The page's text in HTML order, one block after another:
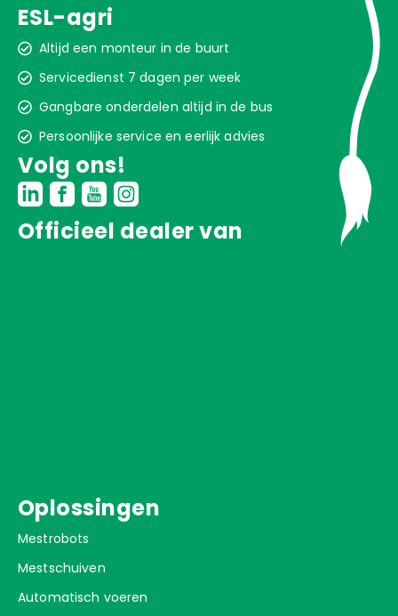
ESL-agri
Altijd een monteur in de buurt
Servicedienst 7 dagen per week
Gangbare onderdelen altijd in de bus
Persoonlijke service en eerlijk advies
Volg ons!
Officieel dealer van
Oplossingen
Mestrobots
Mestschuiven
Automatisch voeren